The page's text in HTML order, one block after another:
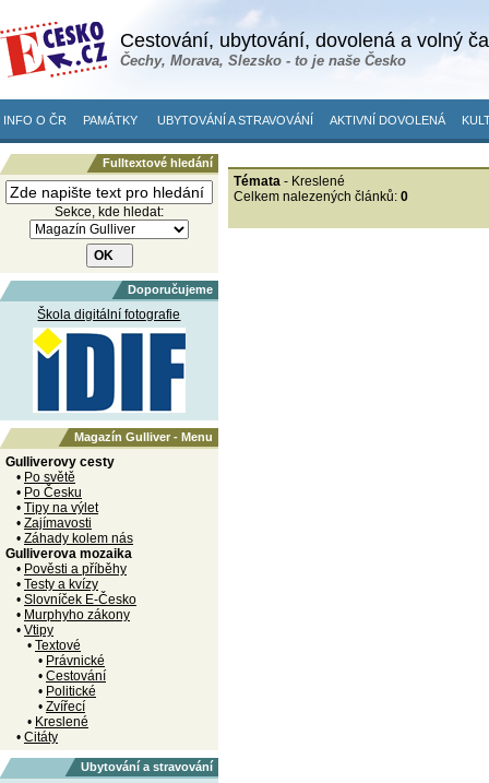
Cestování, ubytování, dovolená a volný
Čechy, Morava, Slezsko - to je naše Česko
INFO O ČR PAMÁTKY UBYTOVÁNÍ A STRAVOVÁNÍ AKTIVNÍ DOVOLENÁ
Fulltextové hledání
Sekce, kde hledat:
Doporučujeme
Škola digitální fotografie
Magazín Gulliver - Menu
Gulliverovy cesty
• Po světě
• Po Česku
• Tipy na výlet
• Zajímavosti
• Záhady kolem nás
Gulliverova mozaika
• Pověsti a příběhy
• Testy a kvízy
• Slovníček E-Česko
• Murphyho zákony
• Vtipy
• Textové
• Právnické
• Cestování
• Politické
• Zvířecí
• Kreslené
• Citáty
Ubytování a stravování
Témata - Kreslené
Celkem nalezených článků: 0